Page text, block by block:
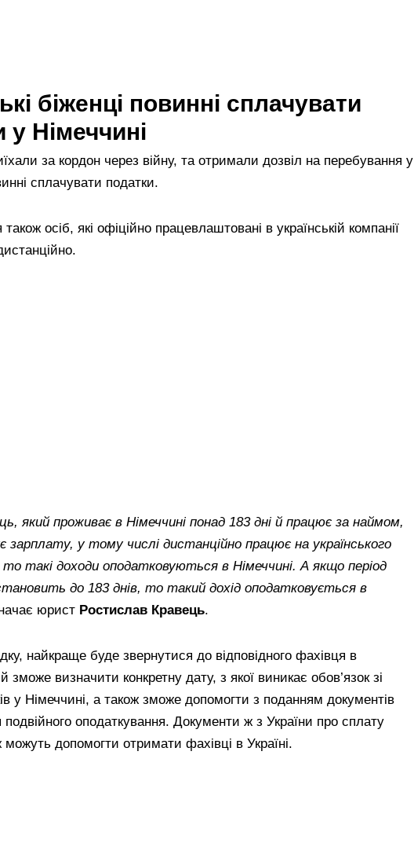
біженці повинні сплачувати
у Німеччині
за кордон через війну, та отримали дозвіл на перебування у
сплачувати податки.
осіб, які офіційно працевлаштовані в українській компанії
який проживає в Німеччині понад 183 дні й працює за наймом,
у тому числі дистанційно працює на українського
такі доходи оподатковуються в Німеччині. А якщо період
до 183 днів, то такий дохід оподатковується в
юрист Ростислав Кравець.
найкраще буде звернутися до відповідного фахівця в
зможе визначити конкретну дату, з якої виникає обов’язок зі
у Німеччині, а також зможе допомогти з поданням документів
оподаткування. Документи ж з України про сплату
можуть допомогти отримати фахівці в Україні.